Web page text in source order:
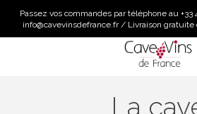
Passez vos commandes par téléphone au +33
info@cavevinsdefrance.fr / Livraison gratuite
La